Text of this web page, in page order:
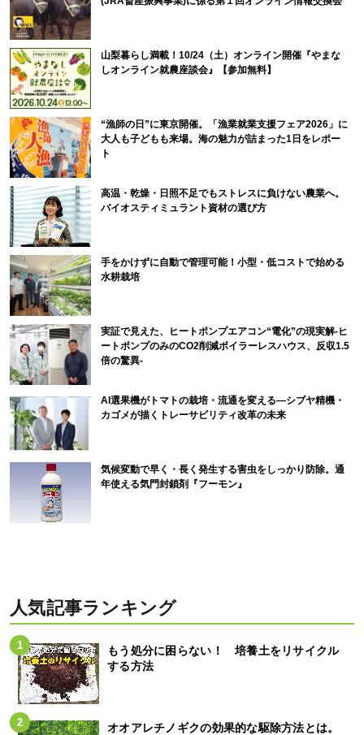
山梨暮らし満載！10/24（土）オンライン開催『やまな
しオンライン就農座談会』【参加無料】
“漁師の日”に東京開催。「漁業就業支援フェア2026」に
大人も子どもも来場。海の魅力が詰まった1日をレポー
ト
高温・乾燥・日照不足でもストレスに負けない農業へ。
バイオスティミュラント資材の選び方
手をかけずに自動で管理可能！小型・低コストで始める
水耕栽培
実証で見えた、ヒートポンプエアコン“電化”の現実解-ヒ
ートポンプのみのCO2削減ボイラーレスハウス、反収1.5
倍の驚異-
AI選果機がトマトの栽培・流通を変える―シブヤ精機・
カゴメが描くトレーサビリティ改革の未来
気候変動で早く・長く発生する害虫をしっかり防除。通
年使える気門封鎖剤『フーモン』
人気記事ランキング
もう処分に困らない！ 培養土をリサイクル
する方法
オオアレチノギクの効果的な駆除方法とは。